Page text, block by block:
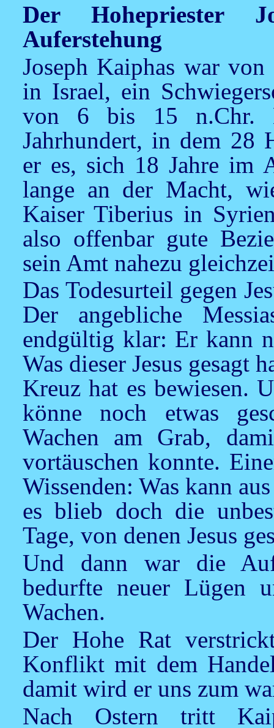
Der Hohepriester
Auferstehung
Joseph Kaiphas war
in Israel, ein
von 6 bis 15 n.Chr.
Jahrhundert, in dem 28
er es, sich 18 Jahre im
lange an der Macht,
Kaiser Tiberius in
also offenbar gute
sein Amt nahezu
Das Todesurteil gegen
Der angebliche
endgültig klar: Er kann
Was dieser Jesus gesagt
Kreuz hat es bewiesen.
könne noch etwas
Wachen am Grab,
vortäuschen konnte.
Wissenden: Was kann
es blieb doch die
Tage, von denen Jesus
Und dann war die
bedurfte neuer Lügen
Wachen.
Der Hohe Rat
Konflikt mit dem
damit wird er uns zum
Nach Ostern tritt